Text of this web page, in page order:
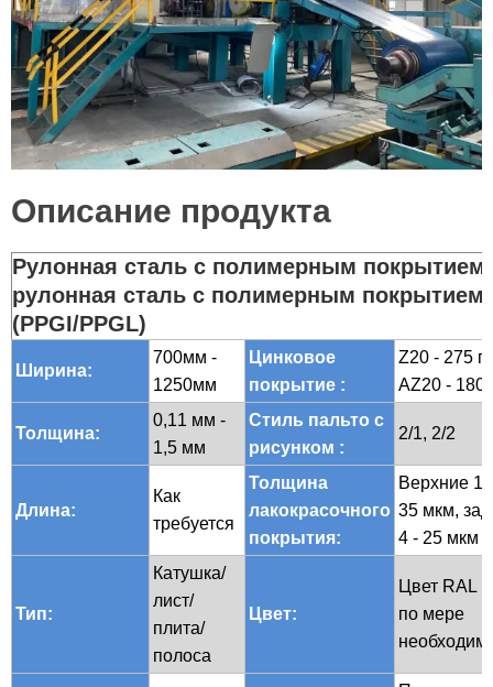
Описание продукта
Рулонная сталь с полимерным покрытием
рулонная сталь с полимерным покрытием
(PPGI/PPGL)
Ширина:
700мм -
1250мм
Цинковое
покрытие :
Z20 - 275
AZ20 - 180
Толщина:
0,11 мм -
1,5 мм
Стиль пальто с
рисунком :
2/1, 2/2
Длина:
Как
требуется
Толщина
лакокрасочного
покрытия:
Верхние
35 мкм,
4 - 25 мкм
Тип:
Катушка/
лист/
плита/
полоса
Цвет:
Цвет RAL
по мере